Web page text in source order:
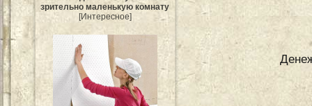
зрительно маленькую комнату
[Интересное]